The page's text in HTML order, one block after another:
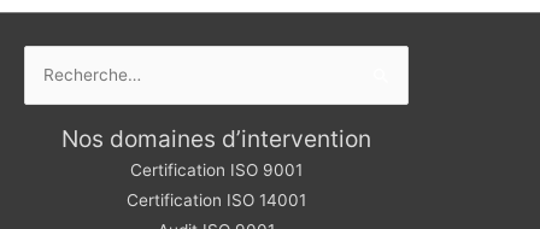
Nos domaines d’intervention
Certification ISO 9001
Certification ISO 14001